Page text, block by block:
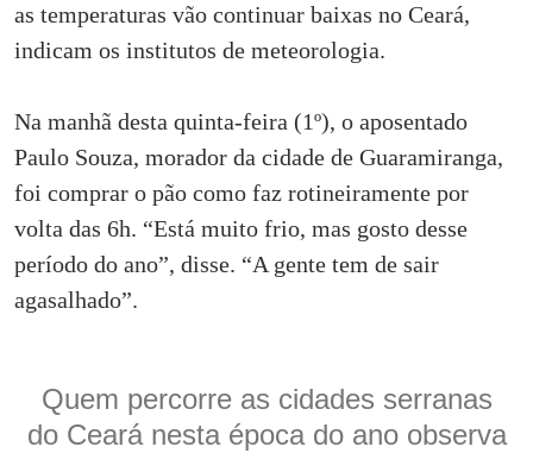
as temperaturas vão continuar baixas no Ceará,
indicam os institutos de meteorologia.
Na manhã desta quinta-feira (1º), o aposentado
Paulo Souza, morador da cidade de Guaramiranga,
foi comprar o pão como faz rotineiramente por
volta das 6h. “Está muito frio, mas gosto desse
período do ano”, disse. “A gente tem de sair
agasalhado”.
Quem percorre as cidades serranas
do Ceará nesta época do ano observa